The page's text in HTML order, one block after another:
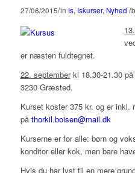
27/06/2015/in Is, Iskurser, Nyhed /
er næsten fuldtegnet.
22. septemberkl 18.30-21.30 på
3230 Græsted.
Kurset koster 375 kr. og er inkl.
på thorkil.boisen@mail.dk
Kurserne er for alle: børn og
konditor eller kok, men bare
Hvis du har lyst til en mere